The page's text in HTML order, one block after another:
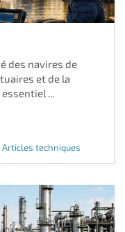
des navires de
et de la
...
Articles techniques